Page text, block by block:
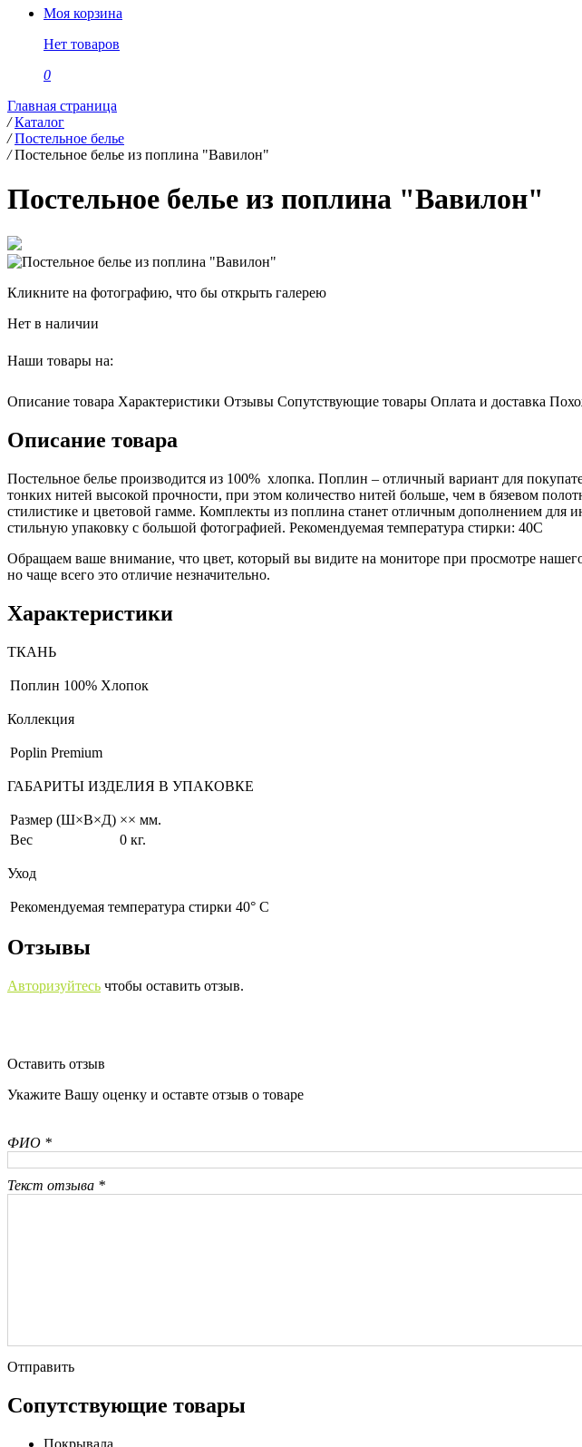
Моя корзина
Нет товаров
0
Главная страница
/ Каталог
/ Постельное белье
/ Постельное белье из поплина "Вавилон"
Постельное белье из поплина "Вавилон"
Кликните на фотографию, что бы открыть галерею
Нет в наличии
Наши товары на:
Описание товара Характеристики Отзывы Сопутствующие товары Оплата и доставка
Описание товара
Постельное белье производится из 100% хлопка. Поплин – отличный вариант для
тонких нитей высокой прочности, при этом количество нитей больше, чем в бязевом
стилистике и цветовой гамме. Комплекты из поплина станет отличным дополнением
стильную упаковку с большой фотографией. Рекомендуемая температура стирки: 40С
Обращаем ваше внимание, что цвет, который вы видите на мониторе при просмотре нашего
но чаще всего это отличие незначительно.
Характеристики
ТКАНЬ
Поплин 100% Хлопок
Коллекция
Poplin Premium
ГАБАРИТЫ ИЗДЕЛИЯ В УПАКОВКЕ
Размер (Ш×В×Д) ×× мм.
Вес
0 кг.
Уход
Рекомендуемая температура стирки 40° С
Отзывы
Авторизуйтесь чтобы оставить отзыв.
Оставить отзыв
Укажите Вашу оценку и оставте отзыв о товаре
ФИО *
Текст отзыва *
Отправить
Сопутствующие товары